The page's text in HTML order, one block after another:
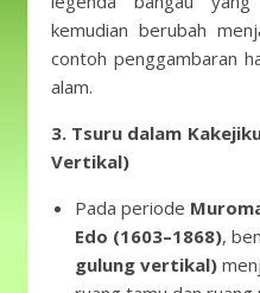
kemudian berubah
contoh penggambaran
alam.
3. Tsuru dalam
Vertikal)
Pada periode
Edo (1603–1868),
gulung vertikal)